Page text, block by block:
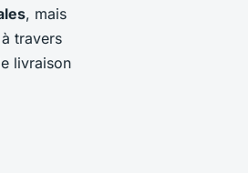
, mais
travers
livraison